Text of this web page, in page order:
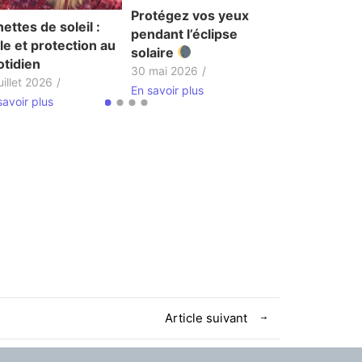
de soleil :
et protection au
2026 /
plus
Protégez vos yeux
pendant l’éclipse
solaire
30 mai 2026 /
En savoir plus
Article suivant